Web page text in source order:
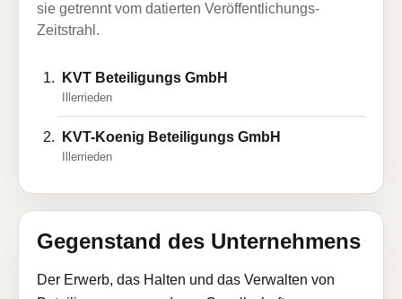
sie getrennt vom datierten Veröffentlichungs-
Zeitstrahl.
KVT Beteiligungs GmbH
Illerrieden
KVT-Koenig Beteiligungs GmbH
Illerrieden
Gegenstand des Unternehmens
Der Erwerb, das Halten und das Verwalten von